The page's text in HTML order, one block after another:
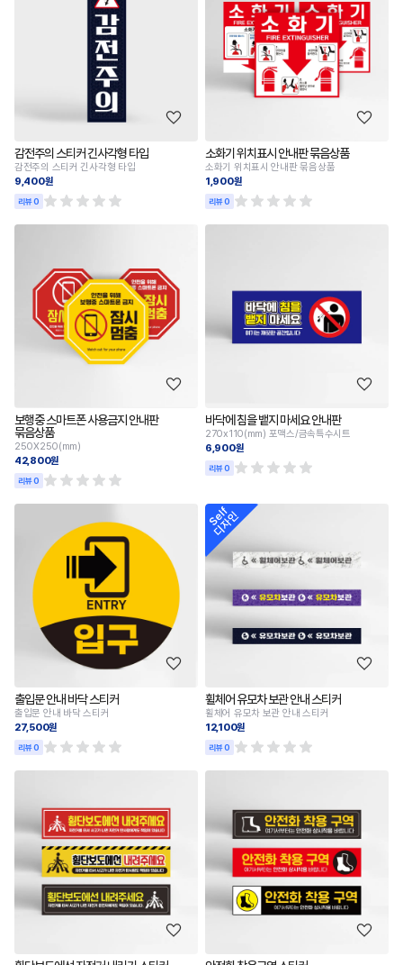
감전주의 스티커 긴사각형 타입
감전주의 스티커 긴사각형 타입
9,400원
리뷰 0
소화기 위치표시 안내판 묶음상품
소화기 위치표시 안내판 묶음상품
1,900원
리뷰 0
보행중 스마트폰 사용금지 안내판
묶음상품
250X250(mm)
42,800원
리뷰 0
바닥에 침을 뱉지 마세요 안내판
270x110(mm) 포맥스/금속특수시트
6,900원
리뷰 0
출입문 안내 바닥 스티커
출입문 안내 바닥 스티커
27,500원
리뷰 0
휠체어 유모차 보관 안내 스티커
휠체어 유모차 보관 안내 스티커
12,100원
리뷰 0